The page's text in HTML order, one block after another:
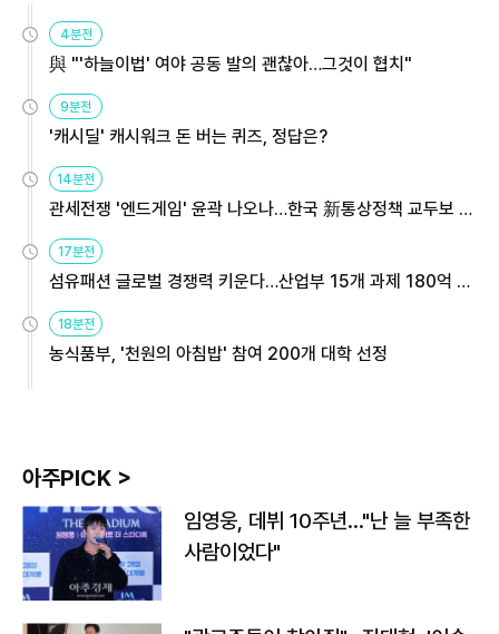
4분전
與 "'하늘이법' 여야 공동 발의 괜찮아…그것이 협치"
9분전
'캐시딜' 캐시워크 돈 버는 퀴즈, 정답은?
14분전
관세전쟁 '엔드게임' 윤곽 나오나…한국 新통상정책 교두보 활
용해야
17분전
섬유패션 글로벌 경쟁력 키운다…산업부 15개 과제 180억 지
원
18분전
농식품부, '천원의 아침밥' 참여 200개 대학 선정
아주PICK >
임영웅, 데뷔 10주년…"난 늘 부족한
사람이었다"